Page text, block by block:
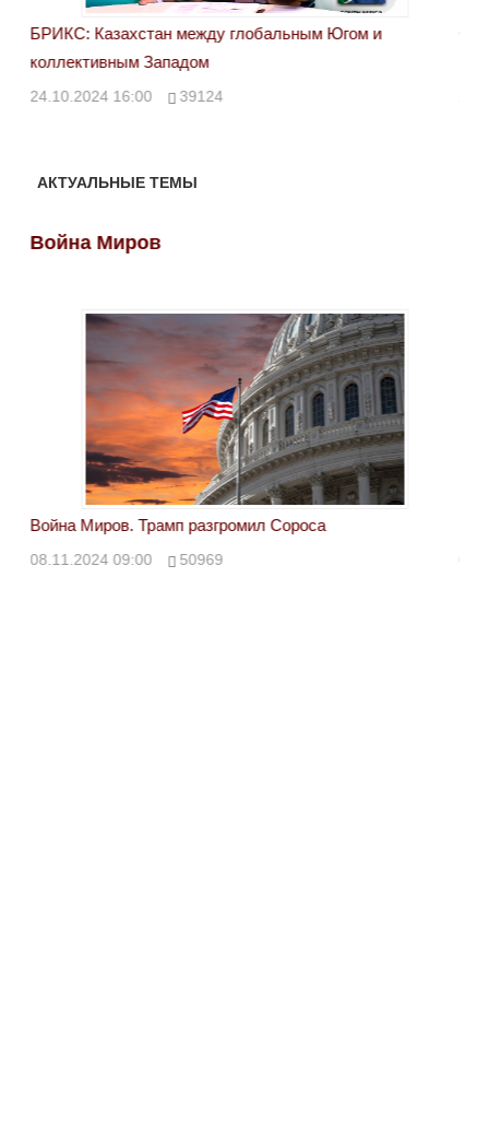
БРИКС: Казахстан между глобальным Югом и
коллективным Западом
24.10.2024 16:00 39124
АКТУАЛЬНЫЕ ТЕМЫ
Война Миров
Война Миров. Трамп разгромил Сороса
08.11.2024 09:00 50969